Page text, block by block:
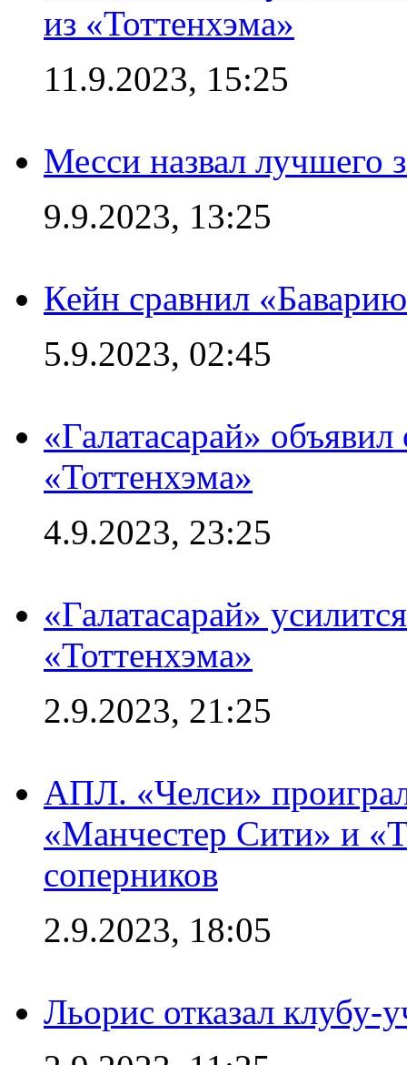
из «Тоттенхэма»
11.9.2023, 15:25
Месси назвал лучшего
9.9.2023, 13:25
Кейн сравнил
5.9.2023, 02:45
«Галатасарай»
«Тоттенхэма»
4.9.2023, 23:25
«Галатасарай»
«Тоттенхэма»
2.9.2023, 21:25
АПЛ. «Челси»
«Манчестер Сити» и
соперников
2.9.2023, 18:05
Льорис отказал клубу-